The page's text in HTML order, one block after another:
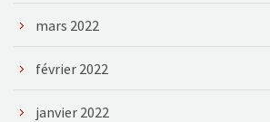
mars 2022
février 2022
janvier 2022